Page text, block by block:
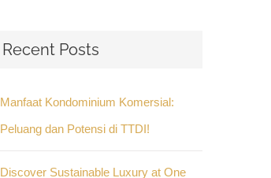
Recent Posts
Manfaat Kondominium Komersial:
Peluang dan Potensi di TTDI!
Discover Sustainable Luxury at One